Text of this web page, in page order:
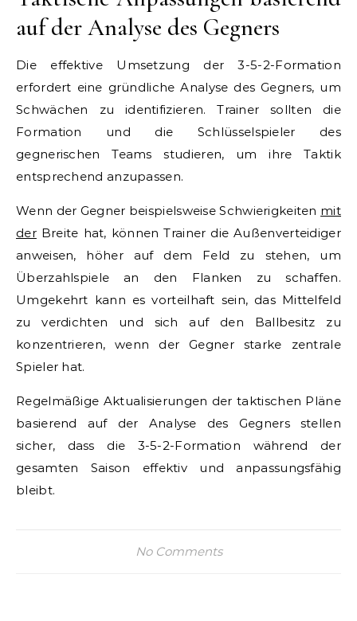
auf der Analyse des Gegners
Die effektive Umsetzung der 3-5-2-Formation
erfordert eine gründliche Analyse des Gegners, um
Schwächen zu identifizieren. Trainer sollten die
Formation und die Schlüsselspieler des
gegnerischen Teams studieren, um ihre Taktik
entsprechend anzupassen.
Wenn der Gegner beispielsweise Schwierigkeiten mit
derBreite hat, können Trainer die Außenverteidiger
anweisen, höher auf dem Feld zu stehen, um
Überzahlspiele an den Flanken zu schaffen.
Umgekehrt kann es vorteilhaft sein, das Mittelfeld
zu verdichten und sich auf den Ballbesitz zu
konzentrieren, wenn der Gegner starke zentrale
Spieler hat.
Regelmäßige Aktualisierungen der taktischen Pläne
basierend auf der Analyse des Gegners stellen
sicher, dass die 3-5-2-Formation während der
gesamten Saison effektiv und anpassungsfähig
bleibt.
No Comments